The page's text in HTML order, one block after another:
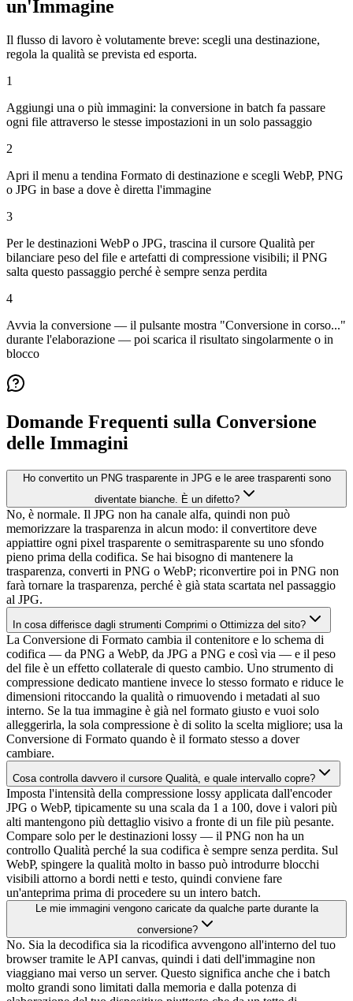
un'Immagine
Il flusso di lavoro è volutamente breve: scegli una destinazione,
regola la qualità se prevista ed esporta.
1
Aggiungi una o più immagini: la conversione in batch fa passare
ogni file attraverso le stesse impostazioni in un solo passaggio
2
Apri il menu a tendina Formato di destinazione e scegli WebP, PNG
o JPG in base a dove è diretta l'immagine
3
Per le destinazioni WebP o JPG, trascina il cursore Qualità per
bilanciare peso del file e artefatti di compressione visibili; il PNG
salta questo passaggio perché è sempre senza perdita
4
Avvia la conversione — il pulsante mostra "Conversione in corso..."
durante l'elaborazione — poi scarica il risultato singolarmente o in
blocco
Domande Frequenti sulla Conversione
delle Immagini
Ho convertito un PNG trasparente in JPG e le aree trasparenti sono
diventate bianche. È un difetto?
No, è normale. Il JPG non ha canale alfa, quindi non può
memorizzare la trasparenza in alcun modo: il convertitore deve
appiattire ogni pixel trasparente o semitrasparente su uno sfondo
pieno prima della codifica. Se hai bisogno di mantenere la
trasparenza, converti in PNG o WebP; riconvertire poi in PNG non
farà tornare la trasparenza, perché è già stata scartata nel passaggio
al JPG.
In cosa differisce dagli strumenti Comprimi o Ottimizza del sito?
La Conversione di Formato cambia il contenitore e lo schema di
codifica — da PNG a WebP, da JPG a PNG e così via — e il peso
del file è un effetto collaterale di questo cambio. Uno strumento di
compressione dedicato mantiene invece lo stesso formato e riduce le
dimensioni ritoccando la qualità o rimuovendo i metadati al suo
interno. Se la tua immagine è già nel formato giusto e vuoi solo
alleggerirla, la sola compressione è di solito la scelta migliore; usa la
Conversione di Formato quando è il formato stesso a dover
cambiare.
Cosa controlla davvero il cursore Qualità, e quale intervallo copre?
Imposta l'intensità della compressione lossy applicata dall'encoder
JPG o WebP, tipicamente su una scala da 1 a 100, dove i valori più
alti mantengono più dettaglio visivo a fronte di un file più pesante.
Compare solo per le destinazioni lossy — il PNG non ha un
controllo Qualità perché la sua codifica è sempre senza perdita. Sul
WebP, spingere la qualità molto in basso può introdurre blocchi
visibili attorno a bordi netti e testo, quindi conviene fare
un'anteprima prima di procedere su un intero batch.
Le mie immagini vengono caricate da qualche parte durante la
conversione?
No. Sia la decodifica sia la ricodifica avvengono all'interno del tuo
browser tramite le API canvas, quindi i dati dell'immagine non
viaggiano mai verso un server. Questo significa anche che i batch
molto grandi sono limitati dalla memoria e dalla potenza di